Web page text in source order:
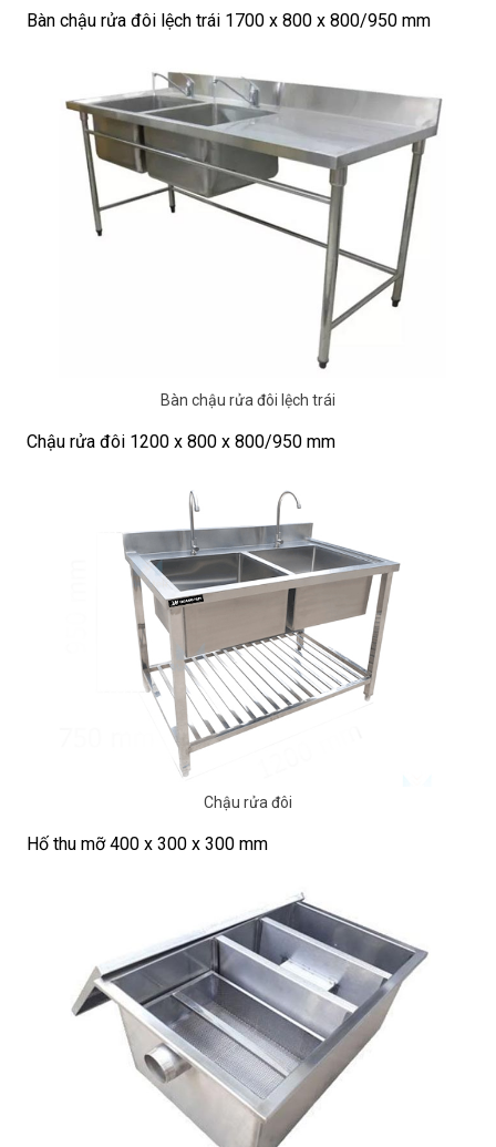
Bàn chậu rửa đôi lệch trái 1700 x 800 x 800/950 mm
Bàn chậu rửa đôi lệch trái
Chậu rửa đôi 1200 x 800 x 800/950 mm
Chậu rửa đôi
Hố thu mỡ 400 x 300 x 300 mm